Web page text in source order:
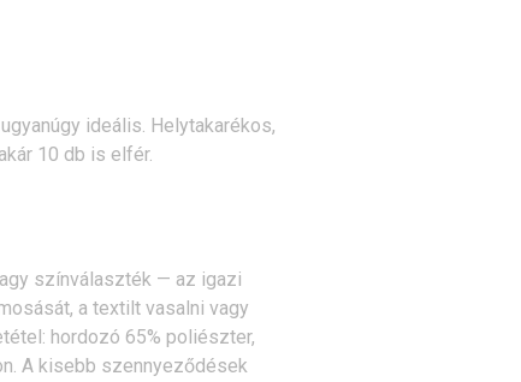
ideális. Helytakarékos,
10 db is elfér.
színválaszték — az igazi
a textilt vasalni vagy
hordozó 65% poliészter,
A kisebb szennyeződések